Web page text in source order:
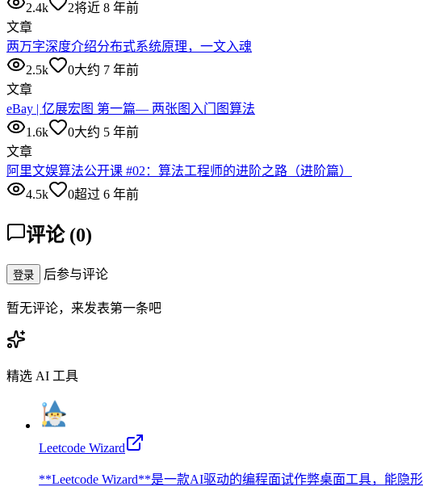
2.4k
2将近 8 年前
文章
两万字深度介绍分布式系统原理，一文入魂
2.5k
0大约 7 年前
文章
eBay | 亿展宏图 第一篇— 两张图入门图算法
1.6k
0大约 5 年前
文章
阿里文娱算法公开课 #02：算法工程师的进阶之路（进阶篇）
4.5k
0超过 6 年前
评论 (0)
登录 后参与评论
暂无评论，来发表第一条吧
精选 AI 工具
Leetcode Wizard
**Leetcode Wizard**是一款AI驱动的编程面试作弊桌面工具，能隐